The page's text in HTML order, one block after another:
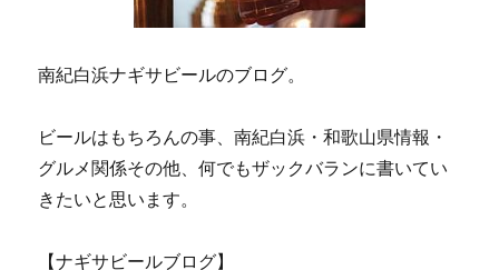
南紀白浜ナギサビールのブログ。
ビールはもちろんの事、南紀白浜・和歌山県情報・
グルメ関係その他、何でもザックバランに書いてい
きたいと思います。
【ナギサビールブログ】